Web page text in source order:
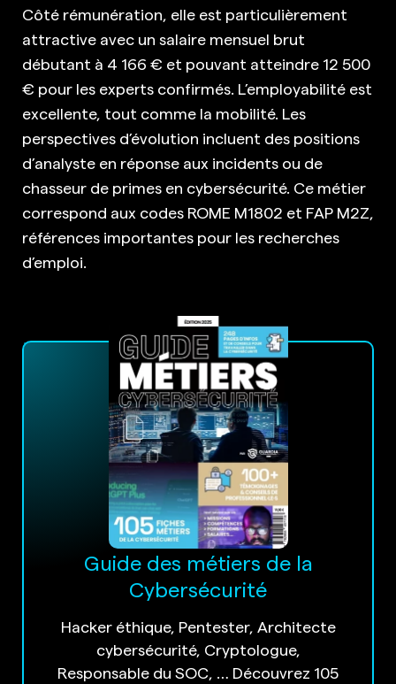
Côté rémunération, elle est particulièrement
attractive avec un salaire mensuel brut
débutant à 4 166 € et pouvant atteindre 12 500
€ pour les experts confirmés. L’employabilité est
excellente, tout comme la mobilité. Les
perspectives d’évolution incluent des positions
d’analyste en réponse aux incidents ou de
chasseur de primes en cybersécurité. Ce métier
correspond aux codes ROME M1802 et FAP M2Z,
références importantes pour les recherches
d’emploi.
Guide des métiers de la
Cybersécurité
Hacker éthique, Pentester, Architecte
cybersécurité, Cryptologue,
Responsable du SOC, … Découvrez 105